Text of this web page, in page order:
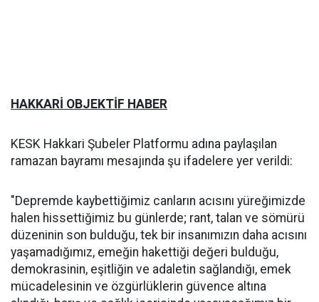
HAKKARİ OBJEKTİF HABER
KESK Hakkari Şubeler Platformu adına paylaşılan
ramazan bayramı mesajında şu ifadelere yer verildi:
"Depremde kaybettiğimiz canların acısını yüreğimizde
halen hissettiğimiz bu günlerde; rant, talan ve sömürü
düzeninin son bulduğu, tek bir insanımızın daha acısını
yaşamadığımız, emeğin hakettiği değeri bulduğu,
demokrasinin, eşitliğin ve adaletin sağlandığı, emek
mücadelesinin ve özgürlüklerin güvence altına